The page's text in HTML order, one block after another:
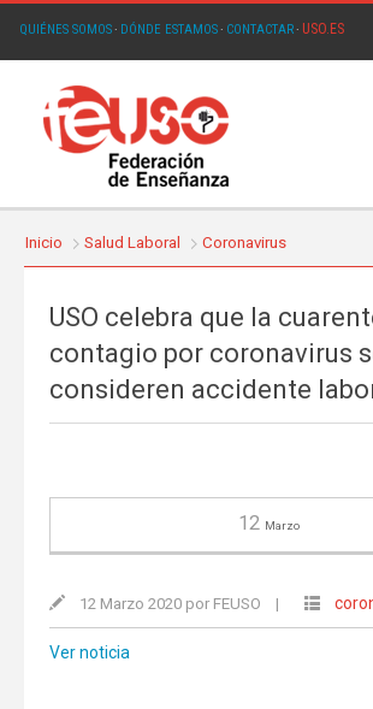
QUIÉNES SOMOS· DÓNDE ESTAMOS· CONTACTAR· USO.ES
Inicio Salud Laboral Coronavirus
USO celebra que la
contagio por coronavirus
consideren accidente
12 Marzo
12 Marzo 2020 por FEUSO |
Ver noticia